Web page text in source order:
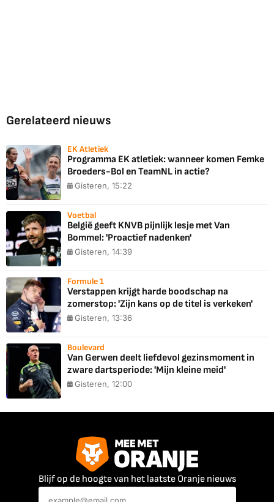
Gerelateerd nieuws
EK Atletiek
Programma EK atletiek: wanneer komen Femke
Broeders-Bol en TeamNL in actie?
Gisteren, 15:22
Voetbal
België geeft KNVB pijnlijk lesje met Van
Bommel: 'Proactief nadenken'
Gisteren, 14:39
Formule 1
Verstappen krijgt harde boodschap na
zomerstop: 'Zijn kans op de titel is verkeken'
Gisteren, 13:36
Boulevard
Van Gerwen deelt liefdevol gezinsmoment in
zware dartsperiode: 'Mijn kleine meid'
Gisteren, 12:00
Blijf op de hoogte van het laatste Oranje nieuws